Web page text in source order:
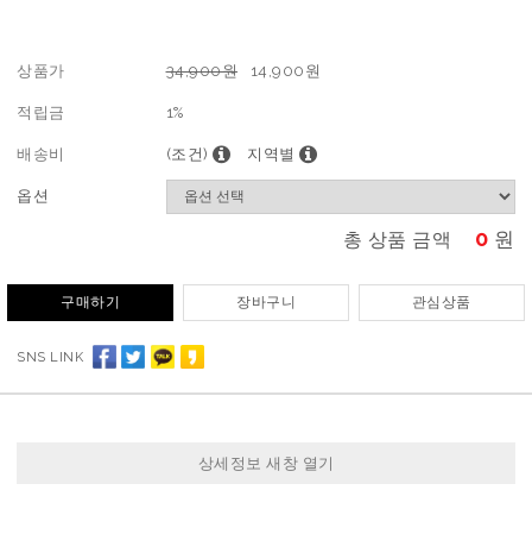
상품가 34,900원 14,900 원
적립금 1%
배송비 (조건) 지역별
옵션
총 상품 금액 0 원
구매하기 장바구니 관심상품
SNS LINK
상세정보 새창 열기